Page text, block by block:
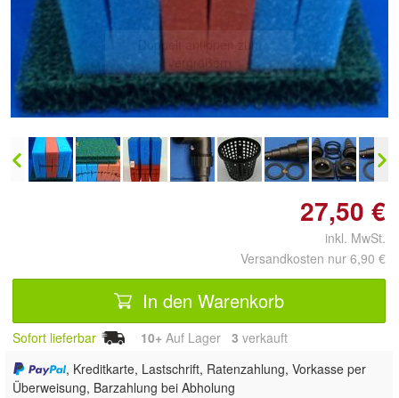
Doppelt antippen zum
vergrößern
27,50 €
inkl. MwSt.
Versandkosten nur 6,90 €
In den Warenkorb
Sofort lieferbar 10+ Auf Lager 3 verkauft
, Kreditkarte, Lastschrift, Ratenzahlung, Vorkasse per
Überweisung, Barzahlung bei Abholung